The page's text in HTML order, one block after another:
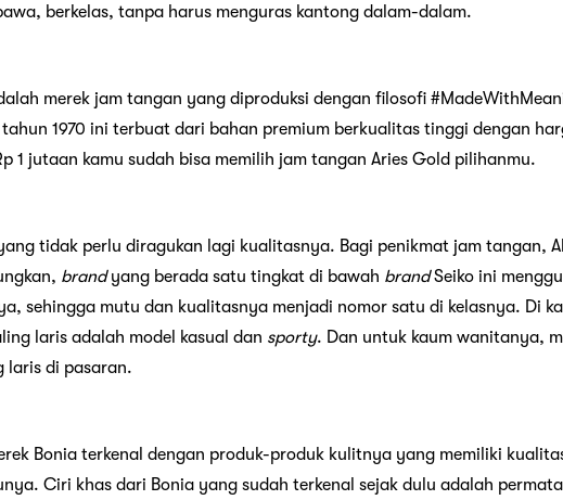
berkelas, tanpa harus menguras kantong dalam-dalam.
merek jam tangan yang diproduksi dengan filosofi
1970 ini terbuat dari bahan premium berkualitas tinggi dengan
1 jutaan kamu sudah bisa memilih jam tangan Aries Gold pilihanmu.
tidak perlu diragukan lagi kualitasnya. Bagi penikmat jam tangan,
brandyang berada satu tingkat di bawah brandSeiko ini
sehingga mutu dan kualitasnya menjadi nomor satu di kelasnya. Di
laris adalah model kasual dan sporty. Dan untuk kaum wanitanya,
yang paling laris di pasaran.
Bonia terkenal dengan produk-produk kulitnya yang memiliki
Ciri khas dari Bonia yang sudah terkenal sejak dulu adalah permata